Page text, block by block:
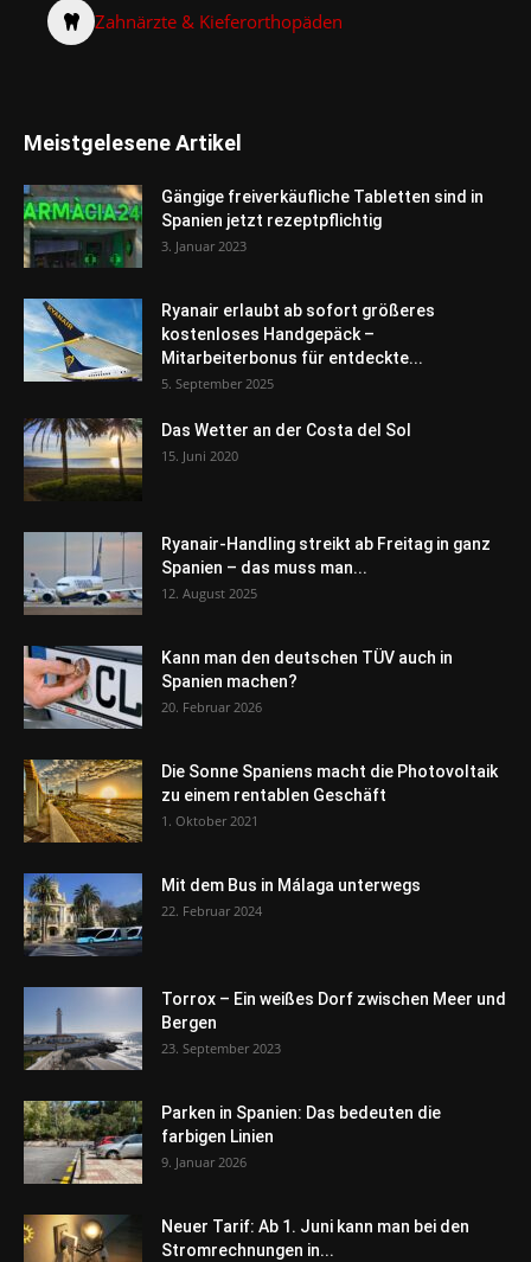
Zahnärzte & Kieferorthopäden
Meistgelesene Artikel
Gängige freiverkäufliche Tabletten sind in
Spanien jetzt rezeptpflichtig
3. Januar 2023
Ryanair erlaubt ab sofort größeres
kostenloses Handgepäck –
Mitarbeiterbonus für entdeckte...
5. September 2025
Das Wetter an der Costa del Sol
15. Juni 2020
Ryanair-Handling streikt ab Freitag in ganz
Spanien – das muss man...
12. August 2025
Kann man den deutschen TÜV auch in
Spanien machen?
20. Februar 2026
Die Sonne Spaniens macht die Photovoltaik
zu einem rentablen Geschäft
1. Oktober 2021
Mit dem Bus in Málaga unterwegs
22. Februar 2024
Torrox – Ein weißes Dorf zwischen Meer und
Bergen
23. September 2023
Parken in Spanien: Das bedeuten die
farbigen Linien
9. Januar 2026
Neuer Tarif: Ab 1. Juni kann man bei den
Stromrechnungen in...